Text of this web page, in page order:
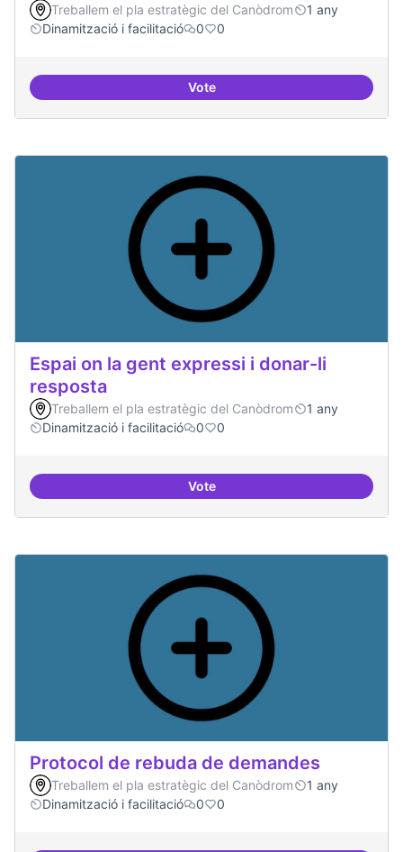
Treballem el pla estratègic del Canòdrom
1 any
Dinamització i facilitació
0 0
VoteTrobades democràtiques
Espai on la gent expressi i donar-li
resposta
Treballem el pla estratègic del Canòdrom
1 any
Dinamització i facilitació
0 0
VoteEspai on la gent expressi i
Protocol de rebuda de demandes
Treballem el pla estratègic del Canòdrom
1 any
Dinamització i facilitació
0 0